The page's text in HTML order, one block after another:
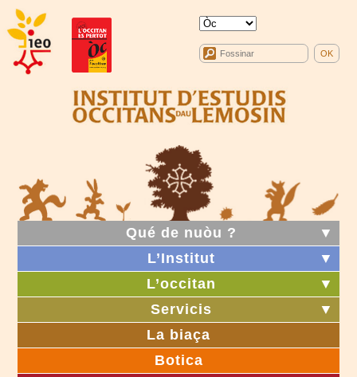
Qué de nuòu ?
▼
L’Institut
▼
L’occitan
▼
Servicis
▼
La biaça
Botica